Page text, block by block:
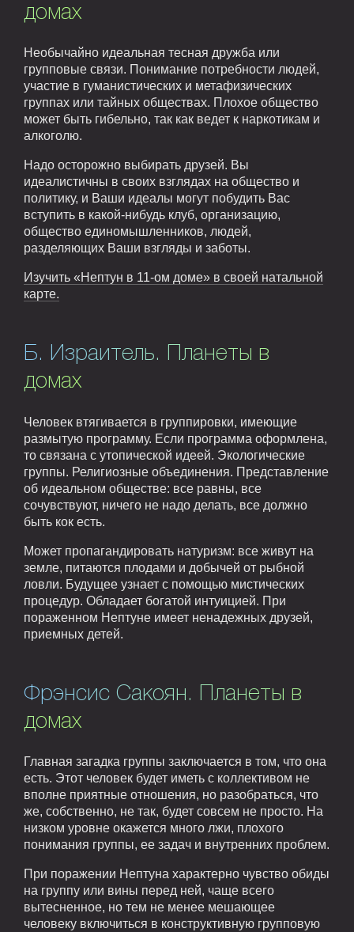
домах
Необычайно идеальная тесная дружба или
групповые связи. Понимание потребности людей,
участие в гуманистических и метафизических
группах или тайных обществах. Плохое общество
может быть гибельно, так как ведет к наркотикам и
алкоголю.
Надо осторожно выбирать друзей. Вы
идеалистичны в своих взглядах на общество и
политику, и Ваши идеалы могут побудить Вас
вступить в какой-нибудь клуб, организацию,
общество единомышленников, людей,
разделяющих Ваши взгляды и заботы.
Изучить «Нептун в 11-ом доме» в своей натальной
карте.
Б. Израитель. Планеты в
домах
Человек втягивается в группировки, имеющие
размытую программу. Если программа оформлена,
то связана с утопической идеей. Экологические
группы. Религиозные объединения. Представление
об идеальном обществе: все равны, все
сочувствуют, ничего не надо делать, все должно
быть кок есть.
Может пропагандировать натуризм: все живут на
земле, питаются плодами и добычей от рыбной
ловли. Будущее узнает с помощью мистических
процедур. Обладает богатой интуицией. При
пораженном Нептуне имеет ненадежных друзей,
приемных детей.
Фрэнсис Сакоян. Планеты в
домах
Главная загадка группы заключается в том, что она
есть. Этот человек будет иметь с коллективом не
вполне приятные отношения, но разобраться, что
же, собственно, не так, будет совсем не просто. На
низком уровне окажется много лжи, плохого
понимания группы, ее задач и внутренних проблем.
При поражении Нептуна характерно чувство обиды
на группу или вины перед ней, чаще всего
вытесненное, но тем не менее мешающее
человеку включиться в конструктивную групповую